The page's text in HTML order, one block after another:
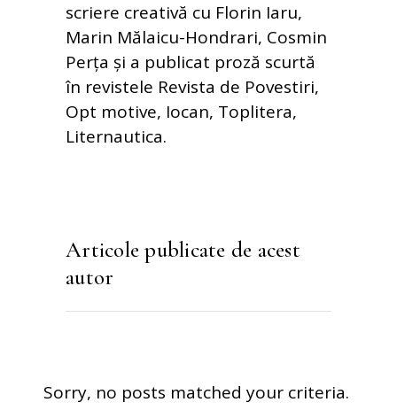
scriere creativă cu Florin Iaru,
Marin Mălaicu-Hondrari, Cosmin
Perța și a publicat proză scurtă
în revistele Revista de Povestiri,
Opt motive, Iocan, Toplitera,
Liternautica.
Articole publicate de acest
autor
Sorry, no posts matched your criteria.